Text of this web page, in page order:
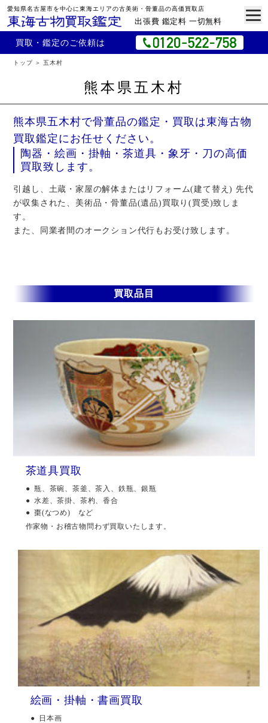
愛知県名古屋市を中心に東海エリアの古美術・骨董品の高価買取店
出張費 鑑定料 一切無料
買取・鑑定のご依頼は
トップ 五木村
熊本県五木村
熊本県五木村で骨董品の鑑定・買取は東海古物
買取鑑定にお任せください。
陶器・絵画・掛軸・茶道具・象牙・刀の高価
買取致します。
引越し、土蔵・家屋の解体またはリフォーム(建て替え) 先代
が収集された、美術品・骨董品(遺品)買取り(買受)致しま
す。
また、同業者間のオークション代行もお受け致します。
買取品目
茶道具買取
瓶、茶碗、茶釜、茶入、鉄瓶、銀瓶
水差、茶掛、茶杓、香合
棗(なつめ) など
作家物・お稽古物問わず買取いたします。
絵画・掛軸・書画買取
日本画